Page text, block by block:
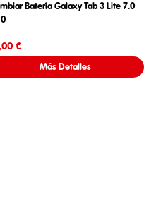
Batería Galaxy Tab 3 Lite 7.0
€
Más Detalles